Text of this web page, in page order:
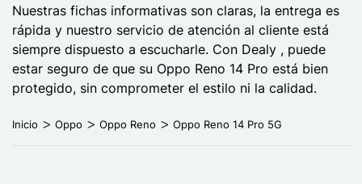
Nuestras fichas informativas son claras, la entrega es
rápida y nuestro servicio de atención al cliente está
siempre dispuesto a escucharle. Con Dealy , puede
estar seguro de que su Oppo Reno 14 Pro está bien
protegido, sin comprometer el estilo ni la calidad.
Inicio Oppo Oppo Reno Oppo Reno 14 Pro 5G